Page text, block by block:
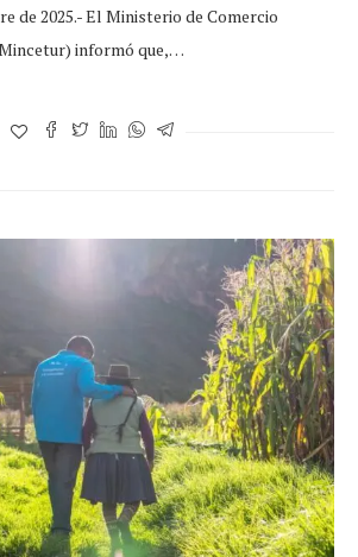
de 2025.- El Ministerio de Comercio
informó que,…